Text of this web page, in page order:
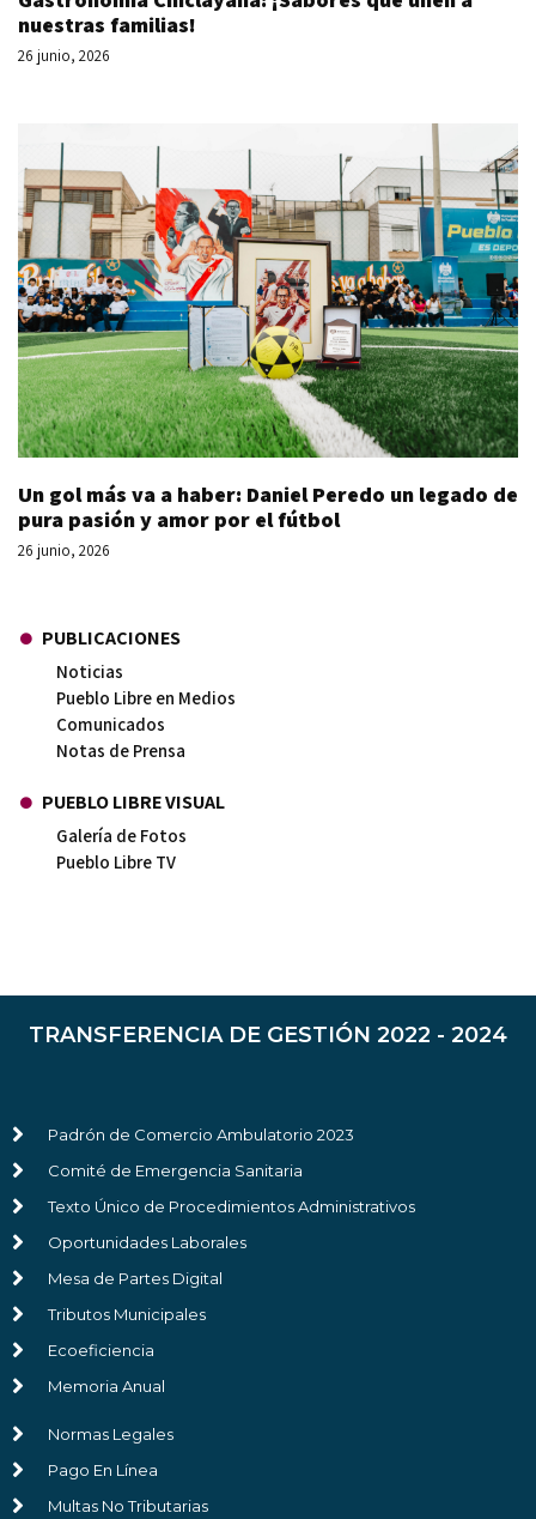
nuestras familias!
26 junio, 2026
Un gol más va a haber: Daniel Peredo un legado de
pura pasión y amor por el fútbol
26 junio, 2026
PUBLICACIONES
Noticias
Pueblo Libre en Medios
Comunicados
Notas de Prensa
PUEBLO LIBRE VISUAL
Galería de Fotos
Pueblo Libre TV
TRANSFERENCIA DE GESTIÓN 2022 - 2024
Padrón de Comercio Ambulatorio 2023
Comité de Emergencia Sanitaria
Texto Único de Procedimientos Administrativos
Oportunidades Laborales
Mesa de Partes Digital
Tributos Municipales
Ecoeficiencia
Memoria Anual
Normas Legales
Pago En Línea
Multas No Tributarias